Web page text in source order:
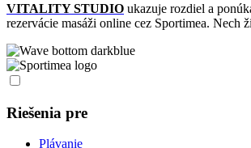
VITALITY STUDIO ukazuje rozdiel a
rezervácie masáži online cez Sportimea. Nech
Riešenia pre
Plávanie